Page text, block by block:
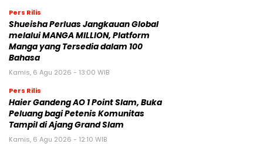
Pers Rilis
Shueisha Perluas Jangkauan Global
melalui MANGA MILLION, Platform
Manga yang Tersedia dalam 100
Bahasa
Kamis, 6 Agu 2026 - 13:00 WIB
Pers Rilis
Haier Gandeng AO 1 Point Slam, Buka
Peluang bagi Petenis Komunitas
Tampil di Ajang Grand Slam
Kamis, 6 Agu 2026 - 12:10 WIB